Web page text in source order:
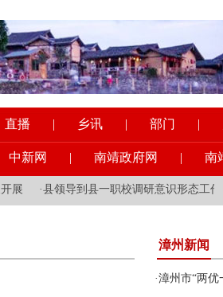
直播 | 乡讯 | 部门 |
中新网 | 南靖政府网 | 南
·县领导到县一职校调研意识形态工作 ·
漳州新闻
·漳州市“两优